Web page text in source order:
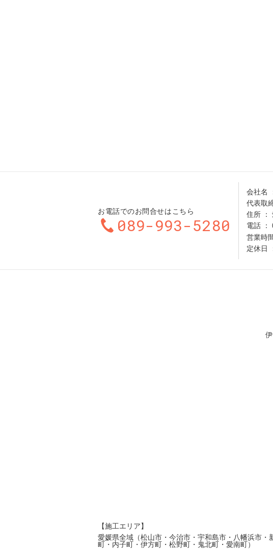
お電話でのお問合せはこちら
089-993-5280
会社名
代表取
住所
電話
営業時
定休日
【施工エリア】
愛媛県全域（松山市・今治市・宇和島市・八幡浜市
町・内子町・伊方町・松野町・鬼北町・愛南町）